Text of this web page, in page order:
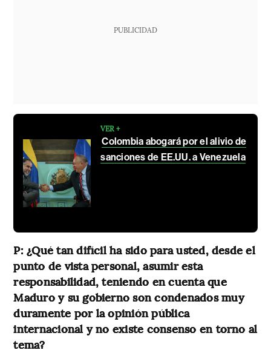
PUBLICIDAD
VER +
Colombia abogará por el alivio de
sanciones de EE.UU. a Venezuela
P: ¿Qué tan difícil ha sido para usted, desde el
punto de vista personal, asumir esta
responsabilidad, teniendo en cuenta que
Maduro y su gobierno son condenados muy
duramente por la opinión pública
internacional y no existe consenso en torno al
tema?